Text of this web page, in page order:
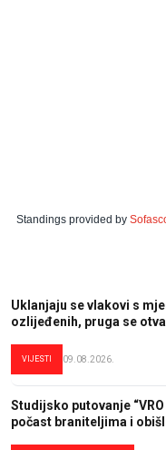
Standings provided by
Uklanjaju se vlakovi s
ozlijeđenih, pruga se
VIJESTI 09.08.2026.
Studijsko putovanje
počast braniteljima i